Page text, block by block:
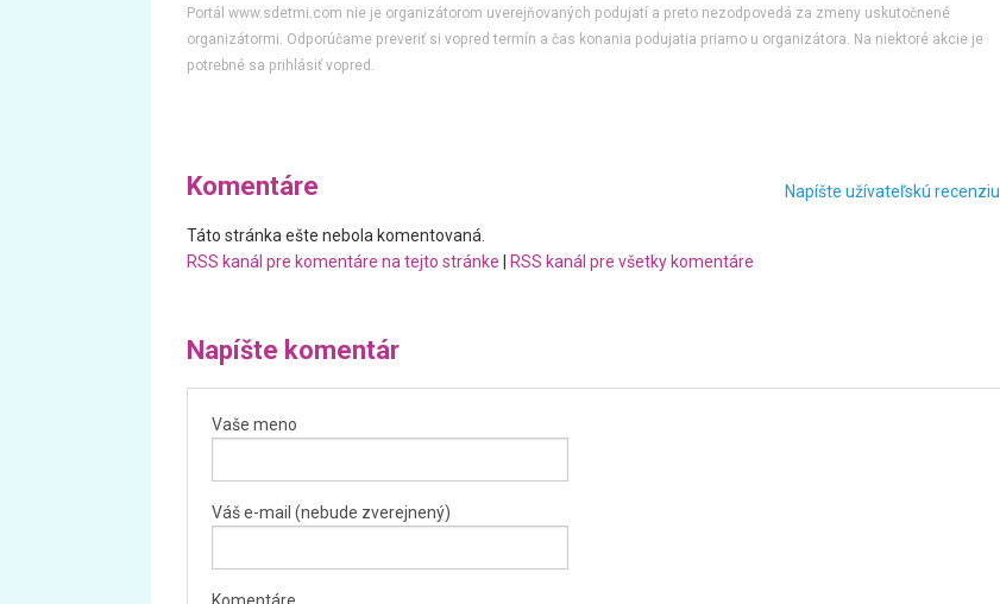
Portál www.sdetmi.com nie je organizátorom uverejňovaných podujatí a preto nezodpovedá za zmeny uskutočnené
organizátormi. Odporúčame preveriť si vopred termín a čas konania podujatia priamo u organizátora. Na niektoré akcie je
potrebné sa prihlásiť vopred.
Komentáre Napíšte užívateľskú recenziu
Táto stránka ešte nebola komentovaná.
RSS kanál pre komentáre na tejto stránke
RSS kanál pre všetky komentáre
Napíšte komentár
Vaše meno
Váš e-mail (nebude zverejnený)